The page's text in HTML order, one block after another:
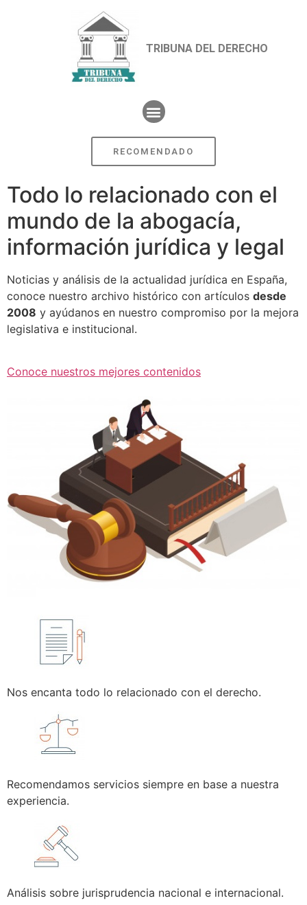
TRIBUNA DEL DERECHO
RECOMENDADO
Todo lo relacionado con el
mundo de la abogacía,
información jurídica y legal
Noticias y análisis de la actualidad jurídica en España,
conoce nuestro archivo histórico con artículos desde
2008 y ayúdanos en nuestro compromiso por la mejora
legislativa e institucional.
Conoce nuestros mejores contenidos
Nos encanta todo lo relacionado con el derecho.
Recomendamos servicios siempre en base a nuestra
experiencia.
Análisis sobre jurisprudencia nacional e internacional.